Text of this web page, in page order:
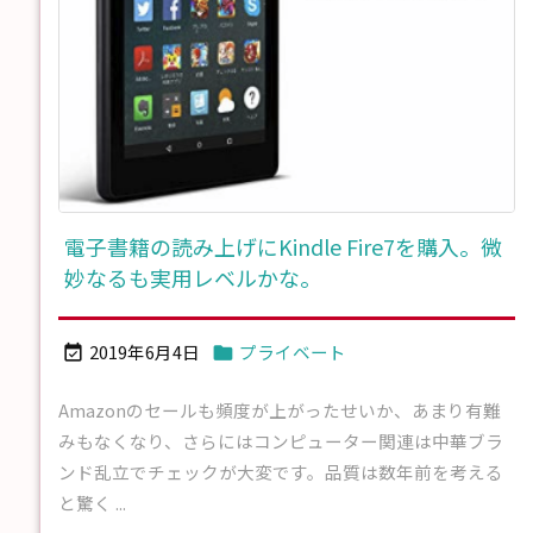
電子書籍の読み上げにKindle Fire7を購入。微
妙なるも実用レベルかな。
 2019年6月4日  プライベート
Amazonのセールも頻度が上がったせいか、あまり有難
みもなくなり、さらにはコンピューター関連は中華ブラ
ンド乱立でチェックが大変です。品質は数年前を考える
と驚く ...